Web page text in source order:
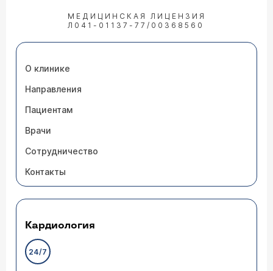
МЕДИЦИНСКАЯ ЛИЦЕНЗИЯ
Л041-01137-77/00368560
О клинике
Направления
Пациентам
Врачи
Сотрудничество
Контакты
Кардиология
24/7